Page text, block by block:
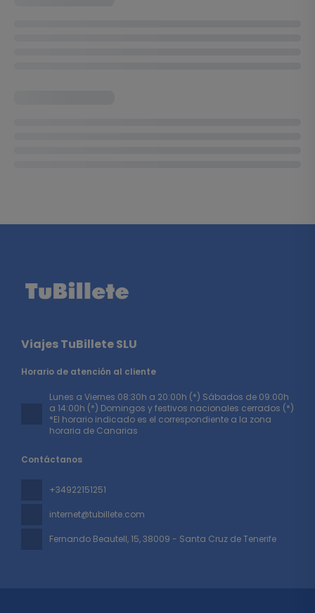
Viajes TuBillete SLU
Contáctanos
+34922151251
internet@tubillete.com
Fernando Beautell, 15, 38009 - Santa Cruz de Tenerife
Horario de atención al cliente
Lunes a Viernes 08:30h a 20:00h (*) Sábados de 09:00h
a 14:00h (*) Domingos y festivos nacionales cerrados (*)
*El horario indicado es el correspondiente a la zona
horaria de Canarias